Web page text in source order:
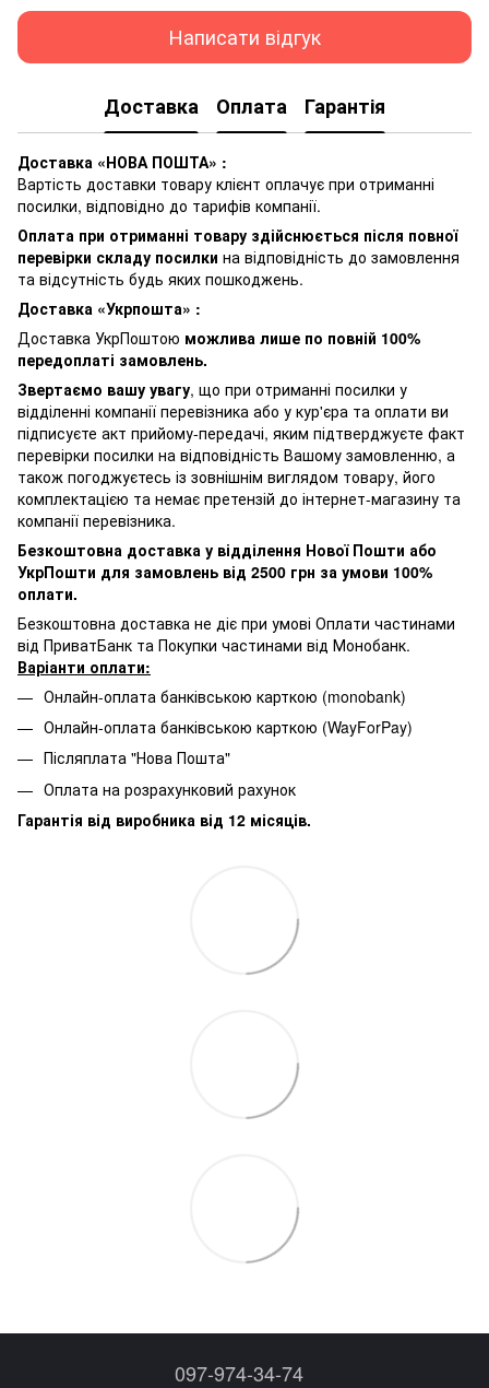
Написати відгук
Доставка Оплата Гарантія
Доставка «НОВА ПОШТА» :
Вартість доставки товару клієнт оплачує при отриманні
посилки, відповідно до тарифів компанії.
Оплата при отриманні товару здійснюється після повної
перевірки складу посилки на відповідність до замовлення
та відсутність будь яких пошкоджень.
Доставка «Укрпошта» :
Доставка УкрПоштою можлива лише по повній 100%
передоплаті замовлень.
Звертаємо вашу увагу, що при отриманні посилки у
відділенні компанії перевізника або у кур'єра та оплати ви
підписуєте акт прийому-передачі, яким підтверджуєте факт
перевірки посилки на відповідність Вашому замовленню, а
також погоджуєтесь із зовнішнім виглядом товару, його
комплектацією та немає претензій до інтернет-магазину та
компанії перевізника.
Безкоштовна доставка у відділення Нової Пошти або
УкрПошти для замовлень від 2500 грн за умови 100%
оплати.
Безкоштовна доставка не діє при умові Оплати частинами
від ПриватБанк та Покупки частинами від Монобанк.
Варіанти оплати:
Онлайн-оплата банківською карткою (monobank)
Онлайн-оплата банківською карткою (WayForPay)
Післяплата "Нова Пошта"
Оплата на розрахунковий рахунок
Гарантія від виробника від 12 місяців.
097-974-34-74